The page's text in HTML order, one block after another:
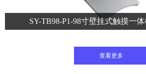
SY-TB98-P1-98寸壁挂式触摸一
查看更多